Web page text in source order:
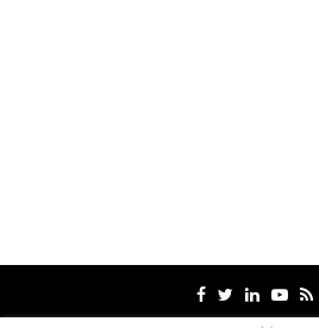
Facebook
TwitterLinkedin